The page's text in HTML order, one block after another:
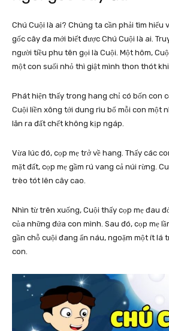
Chú Cuội là ai? Chúng ta cần phải tìm hiểu
gốc cây đa mới biết được Chú Cuội là ai.
người tiều phu tên gọi là Cuội. Một hôm,
một con suối nhỏ thì giật mình thon thót
Phát hiện thấy trong hang chỉ có bốn con
Cuội liền xông tới dung rìu bổ mỗi con một
lăn ra đất chết không kịp ngáp.
Vừa lúc đó, cọp mẹ trở về hang. Thấy các
mặt đất, cọp mẹ gầm rú vang cả núi rừng.
trèo tót lên cây cao.
Nhìn từ trên xuống, Cuội thấy cọp mẹ đau
của những đứa con mình. Sau đó, cọp mẹ
gần chỗ cuội đang ẩn náu, ngoặm một ít lá
con.